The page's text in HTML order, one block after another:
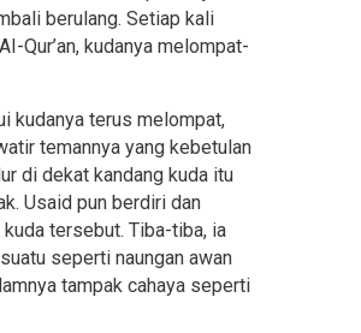
berulang. Setiap kali
Qur’an, kudanya melompat-
kudanya terus melompat,
temannya yang kebetulan
di dekat kandang kuda itu
Usaid pun berdiri dan
tersebut. Tiba-tiba, ia
seperti naungan awan
tampak cahaya seperti